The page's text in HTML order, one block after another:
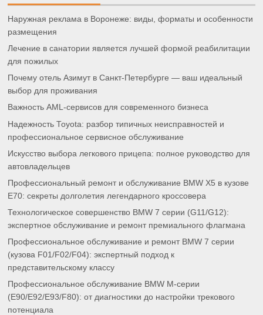
Наружная реклама в Воронеже: виды, форматы и особенности
размещения
Лечение в санатории является лучшей формой реабилитации
для пожилых
Почему отель Азимут в Санкт-Петербурге — ваш идеальный
выбор для проживания
Важность AML-сервисов для современного бизнеса
Надежность Toyota: разбор типичных неисправностей и
профессиональное сервисное обслуживание
Искусство выбора легкового прицепа: полное руководство для
автовладельцев
Профессиональный ремонт и обслуживание BMW X5 в кузове
E70: секреты долголетия легендарного кроссовера
Технологическое совершенство BMW 7 серии (G11/G12):
экспертное обслуживание и ремонт премиального флагмана
Профессиональное обслуживание и ремонт BMW 7 серии
(кузова F01/F02/F04): экспертный подход к
представительскому классу
Профессиональное обслуживание BMW M-серии
(E90/E92/E93/F80): от диагностики до настройки трекового
потенциала